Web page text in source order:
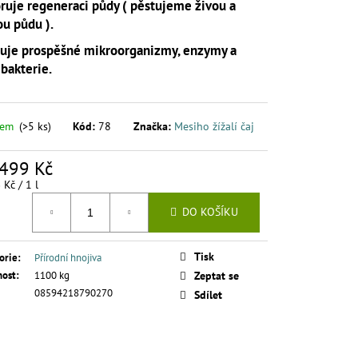
regeneraci půdy ( pěstujeme živou a
půdu ).
prospěšné mikroorganizmy, enzymy a
(>5 ks) Kód: 78 Značka: Mesiho žížalí čaj
Kč
Kč / 1 l
DO KOŠÍKU
:
Přírodní hnojiva
:
1100 kg
08594218790270
Tisk
Zeptat se
Sdílet
S KOPŘIVOU A